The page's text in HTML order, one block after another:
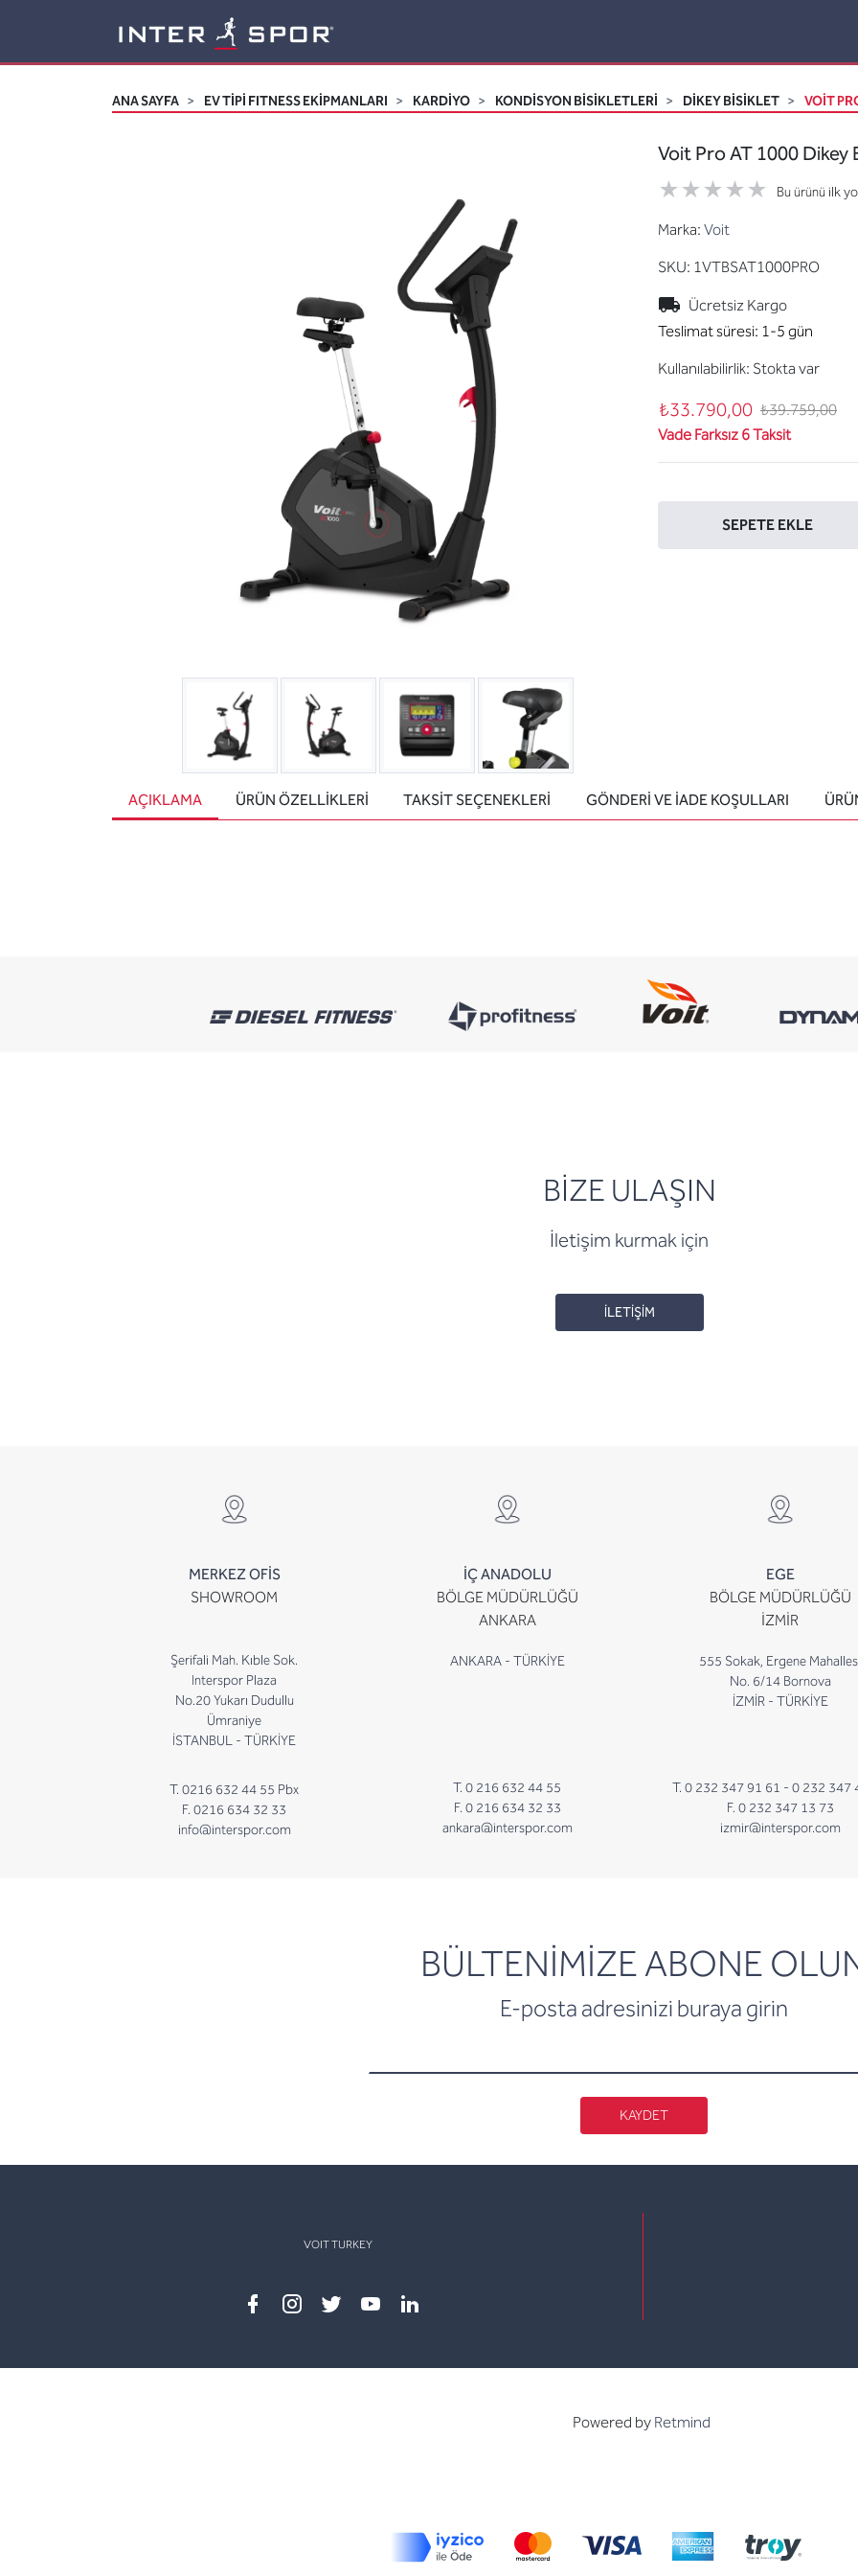
ANA SAYFA EV TİPİ FITNESS EKİPMANLARI KARDİYO KONDISYON BISIKLETLERI DIKEY BISIKLET VOIT
Voit Pro AT 1000 Dikey
Bu ürünü ilk
Marka: Voit
SKU: 1VTBSAT1000PRO
Ücretsiz Kargo
Teslimat süresi: 1-5 gün
Kullanılabilirlik: Stokta var
₺33.790,00 ₺39.759,00
Vade Farksız 6 Taksit
SEPETE EKLE
AÇIKLAMA ÜRÜN ÖZELLIKLERI TAKSİT SEÇENEKLERİ GÖNDERİ VE İADE KOŞULLARI
BİZE ULAŞIN
İletişim kurmak için
İLETİŞİM
MERKEZ OFİS
SHOWROOM
Şerifali Mah. Kıble Sok.
Interspor Plaza
No.20 Yukarı Dudullu
Ümraniye
İSTANBUL - TÜRKİYE
T. 0216 632 44 55 Pbx
F. 0216 634 32 33
info@interspor.com
İÇ ANADOLU
BÖLGE MÜDÜRLÜĞÜ
ANKARA
ANKARA - TÜRKİYE
T. 0 216 632 44 55
F. 0 216 634 32 33
ankara@interspor.com
EGE
BÖLGE MÜDÜRLÜĞÜ
İZMİR
555 Sokak, Ergene
No. 6/14 Bornova
İZMİR - TÜRKİYE
T. 0 232 347 91 61 - 0 232 347
F. 0 232 347 13 73
izmir@interspor.com
BÜLTENİMİZE ABONE
E-posta adresinizi buraya girin
newsletter
KAYDET
VOIT TURKEY
Powered by Retmind